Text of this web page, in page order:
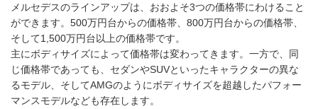
メルセデスのラインアップは、おおよそ3つの価格帯にわけること
ができます。500万円台からの価格帯、800万円台からの価格帯、
そして1,500万円台以上の価格帯です。
主にボディサイズによって価格帯は変わってきます。一方で、同
じ価格帯であっても、セダンやSUVといったキャラクターの異な
るモデル、そしてAMGのようにボディサイズを超越したパフォー
マンスモデルなども存在します。